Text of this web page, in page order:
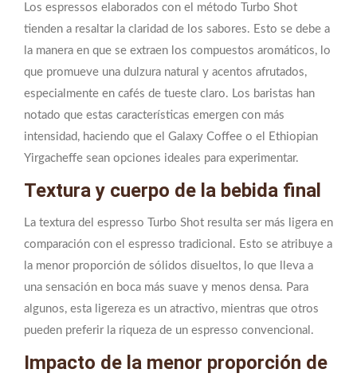
Los espressos elaborados con el método Turbo Shot
tienden a resaltar la claridad de los sabores. Esto se debe a
la manera en que se extraen los compuestos aromáticos, lo
que promueve una dulzura natural y acentos afrutados,
especialmente en cafés de tueste claro. Los baristas han
notado que estas características emergen con más
intensidad, haciendo que el Galaxy Coffee o el Ethiopian
Yirgacheffe sean opciones ideales para experimentar.
Textura y cuerpo de la bebida final
La textura del espresso Turbo Shot resulta ser más ligera en
comparación con el espresso tradicional. Esto se atribuye a
la menor proporción de sólidos disueltos, lo que lleva a
una sensación en boca más suave y menos densa. Para
algunos, esta ligereza es un atractivo, mientras que otros
pueden preferir la riqueza de un espresso convencional.
Impacto de la menor proporción de